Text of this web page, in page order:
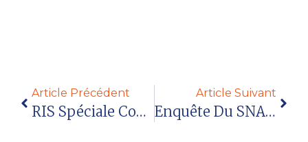
Article Précédent
RIS Spéciale Contractuels ATSS En Visioconférence Le 25 Septembre 2025 : Tout Savoir Sur Votre Contrat Et Votre Bulletin De Paie
Article Suivant
Enquête Du SNALC : L’accompagnement Des Professeurs (résultats)